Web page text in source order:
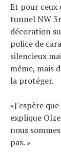
Et pour ceux
tunnel NW
décoration
police de
silencieux
même, mais
la protéger.
«J'espère
explique
nous
pas. »